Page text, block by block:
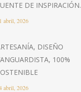
DE INSPIRACIÓN.
abril, 2026
DISEÑO
100%
abril, 2026